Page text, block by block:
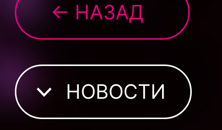
← НАЗАД
НОВОСТИ